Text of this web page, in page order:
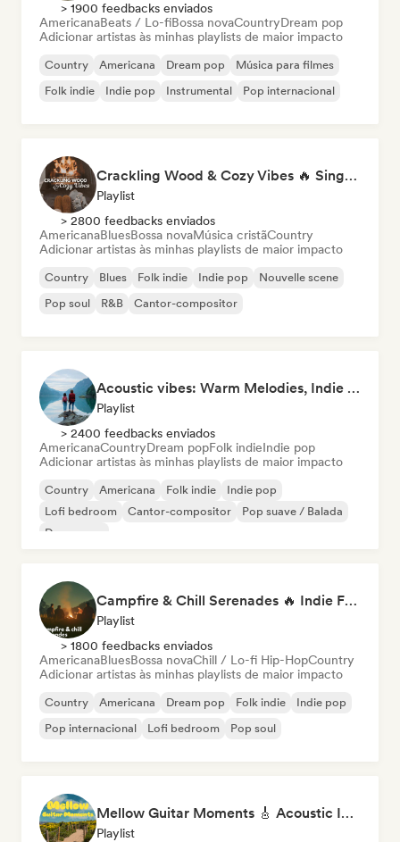
> 1900 feedbacks enviados
AmericanaBeats / Lo-fiBossa novaCountryDream pop
Adicionar artistas às minhas playlists de maior impacto
Country Americana Dream pop
Música para filmes
Folk indie
Indie pop Instrumental Pop internacional
Crackling Wood & Cozy Vibes 🔥 Singer-Songwriter, Dream Pop & Bedroom Pop
Playlist
> 2800 feedbacks enviados
AmericanaBluesBossa novaMúsica cristãCountry
Adicionar artistas às minhas playlists de maior impacto
Country Blues Folk indie Indie pop
Nouvelle scene
Pop soul
R&B Cantor-compositor
Acoustic vibes: Warm Melodies, Indie Folk & Singer-Songwriter 🏞️
Playlist
> 2400 feedbacks enviados
AmericanaCountryDream popFolk indieIndie pop
Adicionar artistas às minhas playlists de maior impacto
Country Americana Folk indie
Indie pop
Lofi bedroom
Cantor-compositor
Pop suave / Balada
Dream pop
Campfire & Chill Serenades 🔥 Indie Folk, Acoustic & Singer-Songwriter
Playlist
> 1800 feedbacks enviados
AmericanaBluesBossa novaChill / Lo-fi Hip-HopCountry
Adicionar artistas às minhas playlists de maior impacto
Country Americana Dream pop Folk indie
Indie pop
Pop internacional
Lofi bedroom Pop soul
Mellow Guitar Moments 🎸 Acoustic Indie Folk & Singer-Songwriter
Playlist